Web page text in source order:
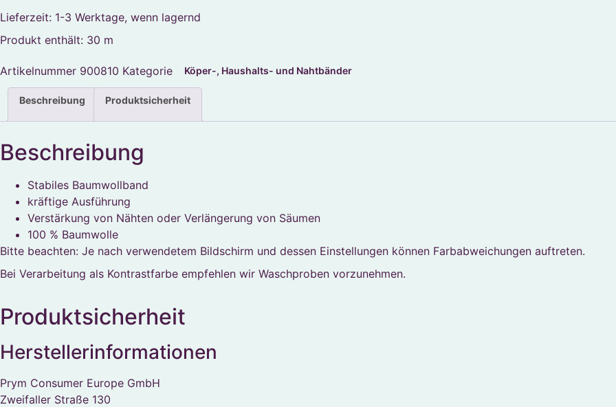
Lieferzeit: 1-3 Werktage, wenn lagernd
Produkt enthält: 30 m
Artikelnummer 900810 Kategorie Köper-, Haushalts- und Nahtbänder
Beschreibung Produktsicherheit
Beschreibung
Stabiles Baumwollband
kräftige Ausführung
Verstärkung von Nähten oder Verlängerung von Säumen
100 % Baumwolle
Bitte beachten: Je nach verwendetem Bildschirm und dessen Einstellungen können Farbabweichungen auftreten.
Bei Verarbeitung als Kontrastfarbe empfehlen wir Waschproben vorzunehmen.
Produktsicherheit
Herstellerinformationen
Prym Consumer Europe GmbH
Zweifaller Straße 130